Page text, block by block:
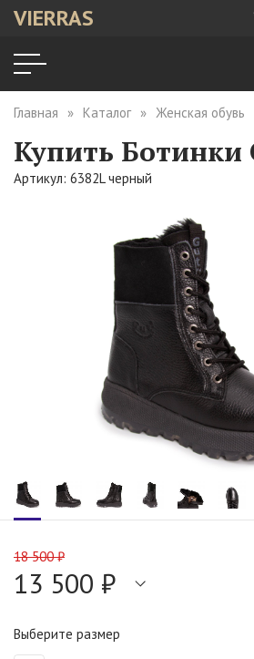
VIERRAS
Главная Каталог Женская обувь
Купить Ботинки
Артикул: 6382L черный
18 500 ₽
13 500 ₽
Выберите размер